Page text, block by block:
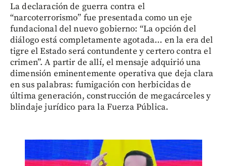
La declaración de guerra contra el
“narcoterrorismo” fue presentada como un eje
fundacional del nuevo gobierno: “La opción del
diálogo está completamente agotada... en la era del
tigre el Estado será contundente y certero contra el
crimen”. A partir de allí, el mensaje adquirió una
dimensión eminentemente operativa que deja clara
en sus palabras: fumigación con herbicidas de
última generación, construcción de megacárceles y
blindaje jurídico para la Fuerza Pública.